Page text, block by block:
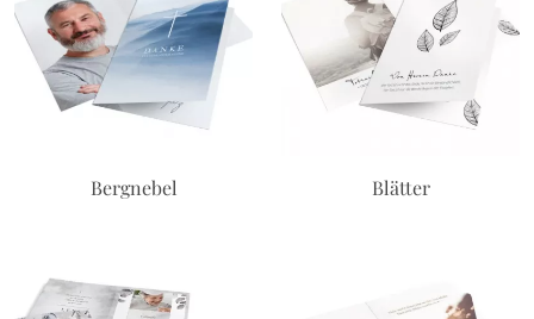
Bergnebel Blätter